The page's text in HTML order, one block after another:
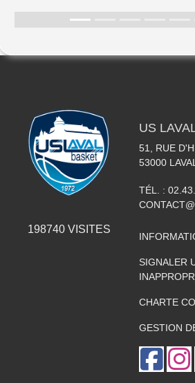
198740 VISITES
US
51, RUE
53000 LAVAL
TÉL. :
SIGNALER
CHARTE
GESTION